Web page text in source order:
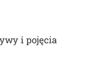
i pojęcia